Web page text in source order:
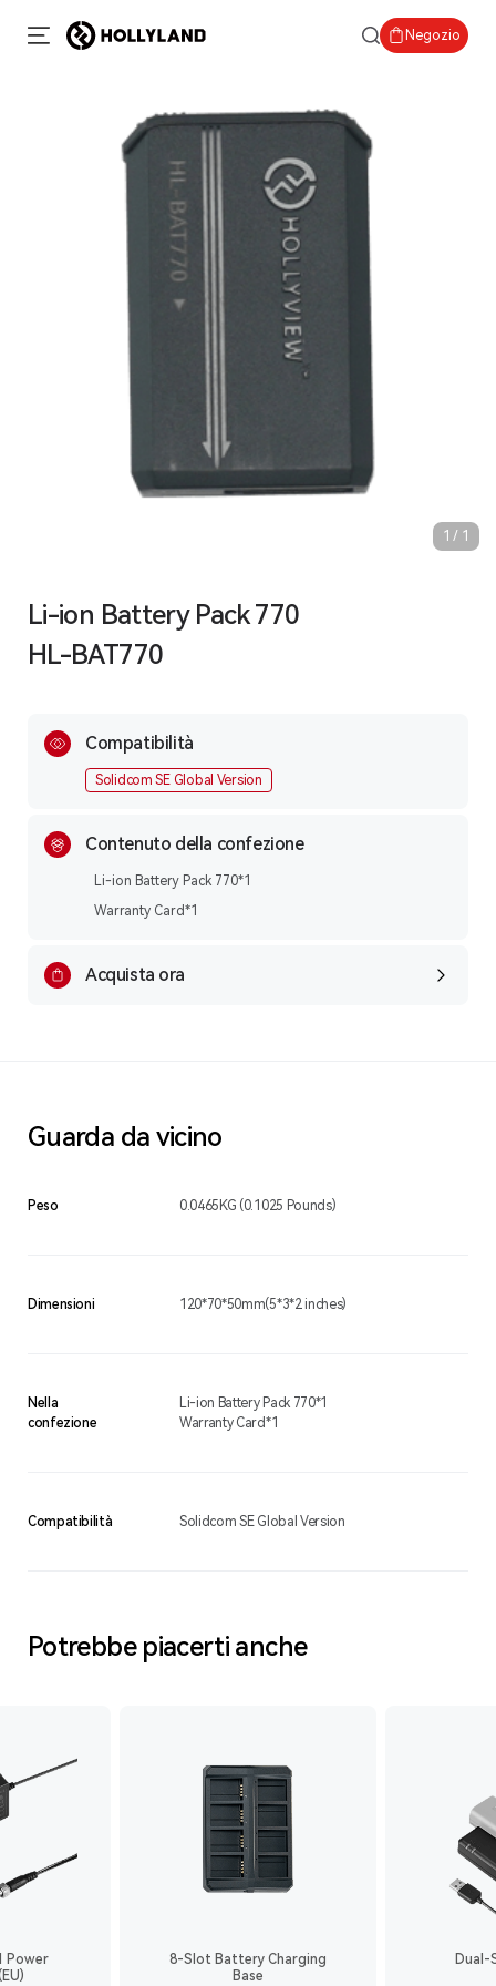
Negozio
1 / 1
Li-ion Battery Pack 770
HL-BAT770
Compatibilità
Solidcom SE Global Version
Contenuto della confezione
Li-ion Battery Pack 770*1
Warranty Card*1
Acquista ora
Guarda da vicino
Peso 0.0465KG (0.1025 Pounds)
Dimensioni 120*70*50mm(5*3*2 inches)
Nella
confezione
Li-ion Battery Pack 770*1
Warranty Card*1
Compatibilità Solidcom SE Global Version
Potrebbe piacerti anche
Power
8-Slot Battery Charging
Base
Dual-